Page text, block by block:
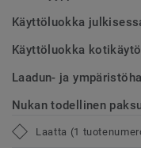
Käyttöluokka
Käyttöluokka
Laadun- ja
Nukan todellinen
Laatta (1